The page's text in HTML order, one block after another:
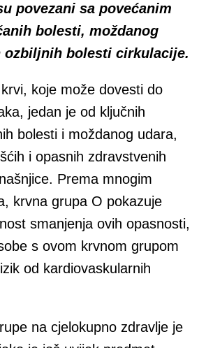
povezani sa povećanim
bolesti, moždanog
ozbiljnih bolesti cirkulacije.
koje može dovesti do
jedan je od ključnih
bolesti i moždanog udara,
i opasnih zdravstvenih
Prema mnogim
krvna grupa O pokazuje
smanjenja ovih opasnosti,
s ovom krvnom grupom
od kardiovaskularnih
na cjelokupno zdravlje je